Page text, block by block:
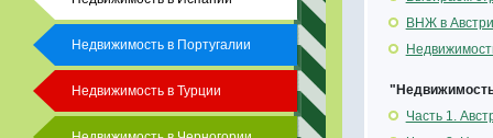
ВНЖ в
Часть 1.
Недвижимость в Португалии
Недвижимость в Турции